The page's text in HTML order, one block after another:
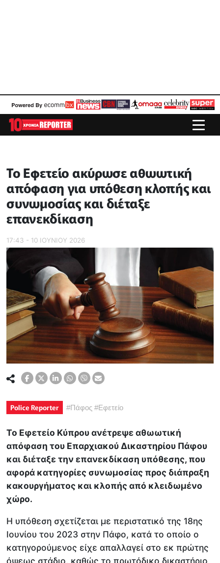
Το Εφετείο ακύρωσε αθωωτική
απόφαση για υπόθεση κλοπής και
συνωμοσίας και διέταξε
επανεκδίκαση
17:43 - 10 ΙΟΥΝΙΟΥ 2026
Police Reporter #Πάφος #Εφετείο
Το Εφετείο Κύπρου ανέτρεψε αθωωτική
απόφαση του Επαρχιακού Δικαστηρίου Πάφου
και διέταξε την επανεκδίκαση υπόθεσης, που
αφορά κατηγορίες συνωμοσίας προς διάπραξη
κακουργήματος και κλοπής από κλειδωμένο
χώρο.
Η υπόθεση σχετίζεται με περιστατικό της 18ης
Ιουνίου του 2023 στην Πάφο, κατά το οποίο ο
κατηγορούμενος είχε απαλλαγεί στο εκ πρώτης
όψεως στάδιο, καθώς το πρωτόδικο δικαστήριο